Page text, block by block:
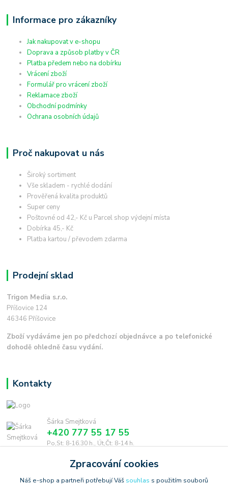
Informace pro zákazníky
Jak nakupovat v e-shopu
Doprava a způsob platby v ČR
Platba předem nebo na dobírku
Vrácení zboží
Formulář pro vrácení zboží
Reklamace zboží
Obchodní podmínky
Ochrana osobních údajů
Proč nakupovat u nás
Široký sortiment
Vše skladem - rychlé dodání
Prověřená kvalita produktů
Super ceny
Poštovné od 42,- Kč u Parcel shop výdejní místa
Dobírka 45,- Kč
Platba kartou / převodem zdarma
Prodejní sklad
Trigon Media s.r.o.
Příšovice 124
46346 Příšovice
Zboží vydáváme jen po předchozí objednávce a po telefonické
dohodě ohledně času vydání.
Kontakty
Šárka Smejtková
+420 777 55 17 55
Po,St: 8-16.30 h., Út,Čt: 8-14 h.
smejtkova@trigonmedia.czZpracování cookies
Náš e-shop a partneři potřebují Váš souhlas s použitím souborů